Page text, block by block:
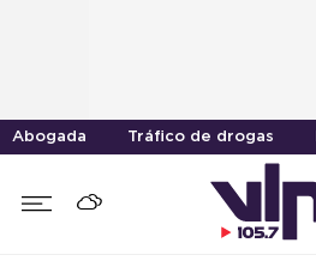
Abogada Tráfico de drogas